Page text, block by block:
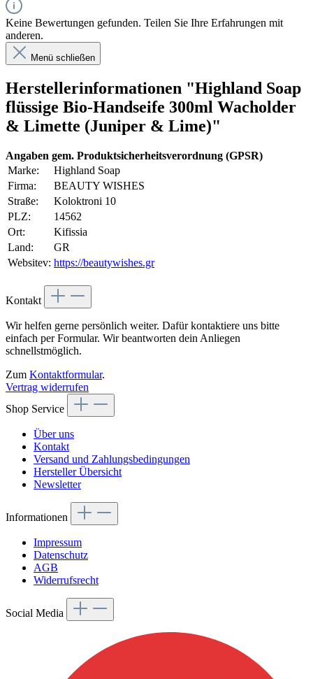
Keine Bewertungen gefunden. Teilen Sie Ihre Erfahrungen mit
anderen.
Menü schließen
Herstellerinformationen "Highland Soap
flüssige Bio-Handseife 300ml Wacholder
& Limette (Juniper & Lime)"
Angaben gem. Produktsicherheitsverordnung (GPSR)
Marke:
Highland Soap
Firma:
BEAUTY WISHES
Straße:
Koloktroni 10
PLZ:
14562
Ort:
Kifissia
Land:
GR
Websitev: https://beautywishes.gr
Kontakt
Wir helfen gerne persönlich weiter. Dafür kontaktiere uns bitte
einfach per Formular. Wir beantworten dein Anliegen
schnellstmöglich.
Zum Kontaktformular.
Vertrag widerrufen
Shop Service
Über uns
Kontakt
Versand und Zahlungsbedingungen
Hersteller Übersicht
Newsletter
Informationen
Impressum
Datenschutz
AGB
Widerrufsrecht
Social Media